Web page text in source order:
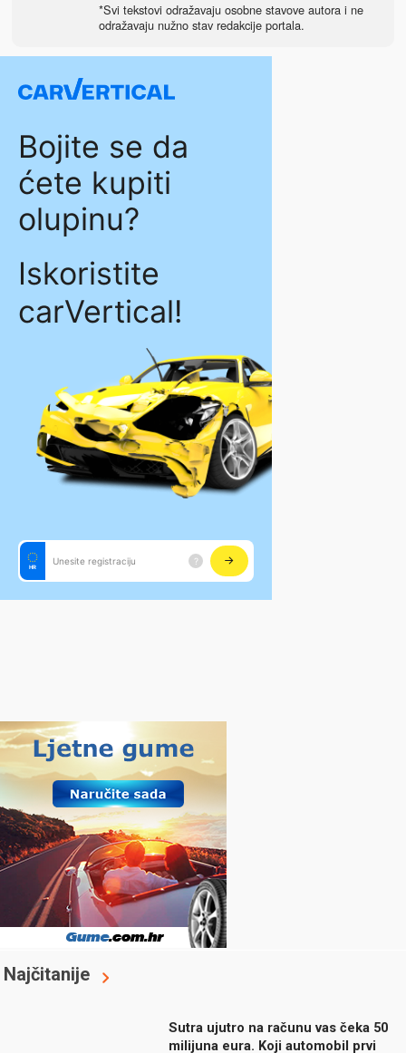
*Svi tekstovi odražavaju osobne stavove autora i ne
odražavaju nužno stav redakcije portala.
Najčitanije
Sutra ujutro na računu vas čeka 50
milijuna eura. Koji automobil prvi